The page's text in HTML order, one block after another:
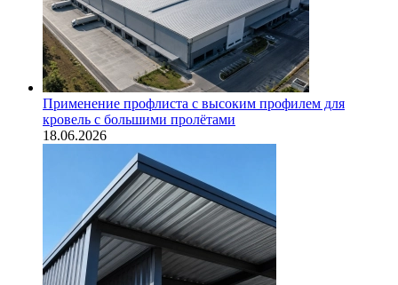
Применение профлиста с высоким профилем для
кровель с большими пролётами
18.06.2026